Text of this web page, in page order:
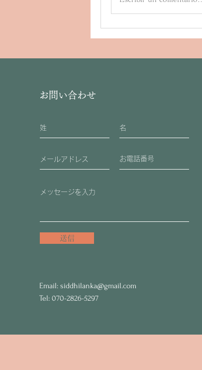
お問い合わせ
送信
Email: siddhilanka@gmail.com
Tel: 070-2826-5297